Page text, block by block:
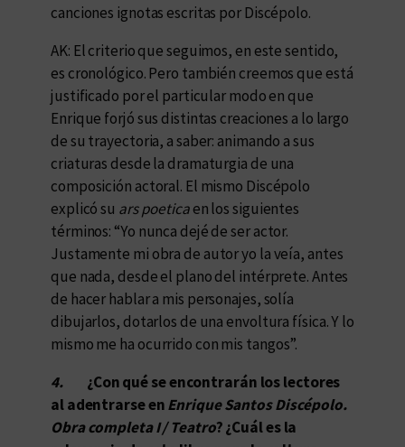
canciones ignotas escritas por Discépolo.
AK: El criterio que seguimos, en este sentido,
es cronológico. Pero también creemos que está
justificado por el particular modo en que
Enrique forjó sus distintas creaciones a lo largo
de su trayectoria, a saber: animando a sus
criaturas desde la dramaturgia de una
composición actoral. El mismo Discépolo
explicó su ars poeticaen los siguientes
términos: “Yo nunca dejé de ser actor.
Justamente mi obra de autor yo la veía, antes
que nada, desde el plano del intérprete. Antes
de hacer hablar a mis personajes, solía
dibujarlos, dotarlos de una envoltura física. Y lo
mismo me ha ocurrido con mis tangos”.
4.
¿Con qué se encontrarán los lectores
al adentrarse enEnrique Santos Discépolo.
Obra completa I / Teatro? ¿Cuál es la